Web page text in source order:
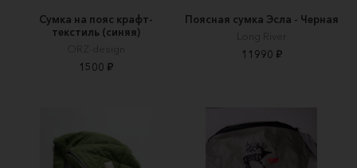
Сумка на пояс крафт-
текстиль (синяя)
ORZ-design
1500 ₽
Поясная сумка Эсла - Черная
Long River
11990 ₽